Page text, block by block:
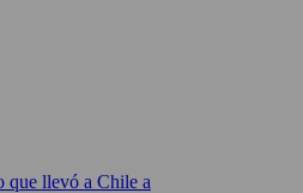
que llevó a Chile a